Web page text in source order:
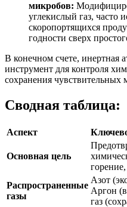
микробов:
углекислый газ, часто
скоропортящихся
годности сверх
В конечном счете,
инструмент для контроля
сохранения чувствительных
Сводная таблица:
Аспект
Основная цель
Распространенные
газы
Азот
Аргон
газ